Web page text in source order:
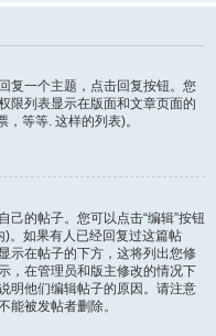
复一个主题，点击回复按钮。您
限列表显示在版面和文章页面的
等等. 这样的列表)。
己的帖子。您可以点击“编辑”按钮
。如果有人已经回复过这篇帖
示在帖子的下方，这将列出您修
，在管理员和版主修改的情况下
明他们编辑帖子的原因。请注意
能被发帖者删除。